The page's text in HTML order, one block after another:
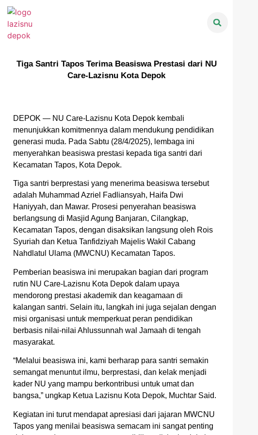
Tiga Santri Tapos Terima Beasiswa Prestasi dari NU
Care-Lazisnu Kota Depok
DEPOK — NU Care-Lazisnu Kota Depok kembali
menunjukkan komitmennya dalam mendukung pendidikan
generasi muda. Pada Sabtu (28/4/2025), lembaga ini
menyerahkan beasiswa prestasi kepada tiga santri dari
Kecamatan Tapos, Kota Depok.
Tiga santri berprestasi yang menerima beasiswa tersebut
adalah Muhammad Azriel Fadliansyah, Haifa Dwi
Haniyyah, dan Mawar. Prosesi penyerahan beasiswa
berlangsung di Masjid Agung Banjaran, Cilangkap,
Kecamatan Tapos, dengan disaksikan langsung oleh Rois
Syuriah dan Ketua Tanfidziyah Majelis Wakil Cabang
Nahdlatul Ulama (MWCNU) Kecamatan Tapos.
Pemberian beasiswa ini merupakan bagian dari program
rutin NU Care-Lazisnu Kota Depok dalam upaya
mendorong prestasi akademik dan keagamaan di
kalangan santri. Selain itu, langkah ini juga sejalan dengan
misi organisasi untuk memperkuat peran pendidikan
berbasis nilai-nilai Ahlussunnah wal Jamaah di tengah
masyarakat.
“Melalui beasiswa ini, kami berharap para santri semakin
semangat menuntut ilmu, berprestasi, dan kelak menjadi
kader NU yang mampu berkontribusi untuk umat dan
bangsa,” ungkap Ketua Lazisnu Kota Depok, Muchtar Said.
Kegiatan ini turut mendapat apresiasi dari jajaran MWCNU
Tapos yang menilai beasiswa semacam ini sangat penting